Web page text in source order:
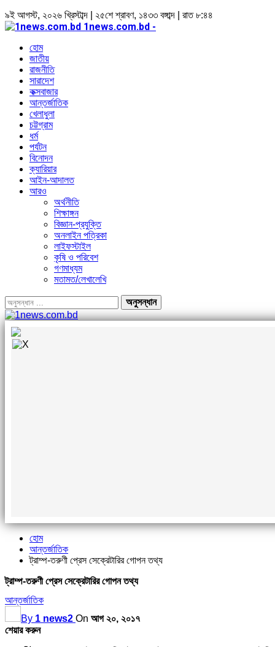
৯ই আগস্ট, ২০২৬ খ্রিস্টাব্দ | ২৫শে শ্রাবণ, ১৪৩৩ বঙ্গাব্দ | রাত ৮:৪৪
1news.com.bd -
হোম
জাতীয়
রাজনীতি
সারাদেশ
কক্সবাজার
আন্তর্জাতিক
খেলাধুলা
চট্টগ্রাম
ধর্ম
পর্যটন
বিনোদন
ক্যারিয়ার
আইন-আদালত
আরও
অর্থনীতি
শিক্ষাঙ্গন
বিজ্ঞান-প্রযুক্তি
অনলাইন পত্রিকা
লাইফস্টাইল
কৃষি ও পরিবেশ
গণমাধ্যম
মতামত/লেখালেখি
হোম
আন্তর্জাতিক
ট্রাম্প-তরুণী প্রেস সেক্রেটারির গোপন তথ্য
ট্রাম্প-তরুণী প্রেস সেক্রেটারির গোপন তথ্য
আন্তর্জাতিক
By 1 news2 On আগ ২০, ২০১৭
শেয়ার করুন